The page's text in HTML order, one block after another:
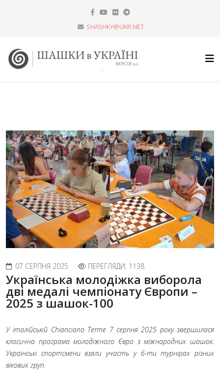
SHASHKY@UKR.NET
07 СЕРПНЯ 2025 ПЕРЕГЛЯДИ: 1138
Українська молодіжка виборола
дві медалі чемпіонату Європи –
2025 з шашок-100
У італійській Chianciano Terme 7 серпня 2025 року звершилася
класична програма молодіжного Євро з міжнародних шашок.
Українські спортсмени взяли участь у 6-ти турнірах різних
вікових груп.